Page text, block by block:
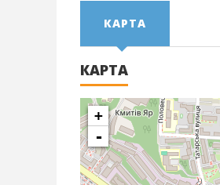
КАРТА
КАРТА
+
-